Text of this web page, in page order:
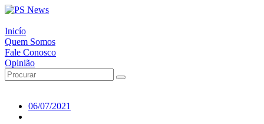
Inicío
Quem Somos
Fale Conosco
Opinião
06/07/2021